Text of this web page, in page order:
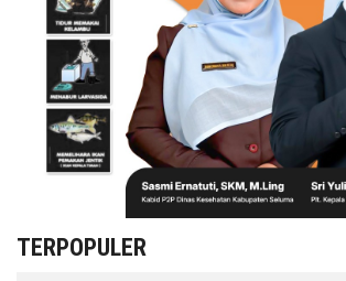
TERPOPULER